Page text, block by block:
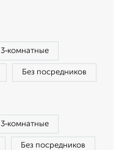
3‑комнатные
Без посредников
3‑комнатные
Без посредников